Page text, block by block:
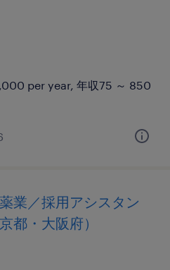
per year, 年収75 ～ 850
業／採用アシスタン
都・大阪府）